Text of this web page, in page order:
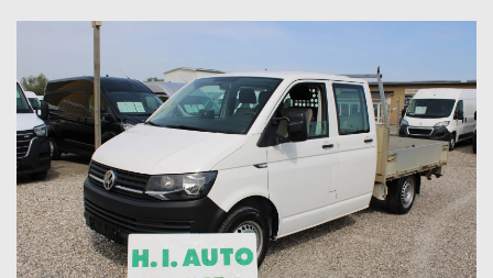
Kontakt os